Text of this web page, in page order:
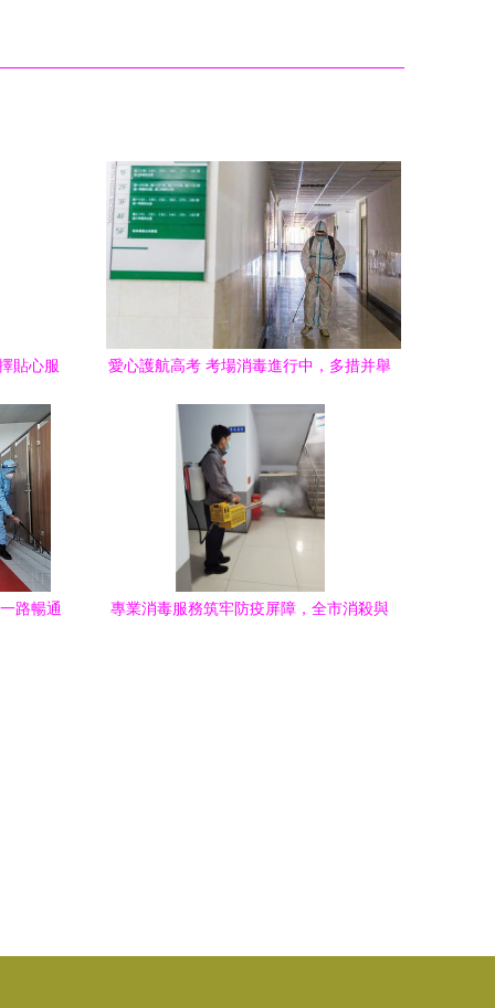
貼心服
愛心護航高考 考場消毒進行中，多措并舉
路暢通
專業消毒服務筑牢防疫屏障，全市消殺與